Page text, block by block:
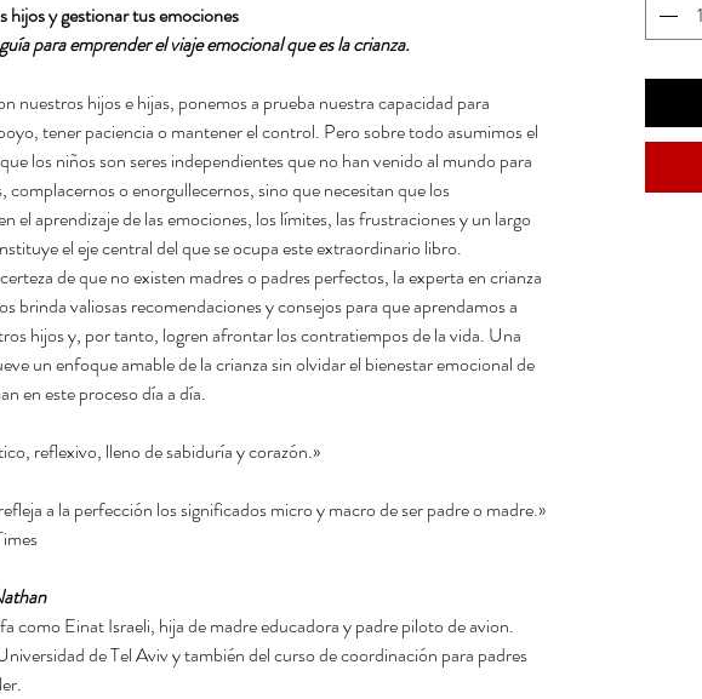
hijos y gestionar tus emociones
para emprender el viaje emocional que es la crianza.
nuestros hijos e hijas, ponemos a prueba nuestra capacidad para
tener paciencia o mantener el control. Pero sobre todo asumimos el
los niños son seres independientes que no han venido al mundo para
complacernos o enorgullecernos, sino que necesitan que los
el aprendizaje de las emociones, los límites, las frustraciones y un largo
el eje central del que se ocupa este extraordinario libro.
de que no existen madres o padres perfectos, la experta en crianza
brinda valiosas recomendaciones y consejos para que aprendamos a
hijos y, por tanto, logren afrontar los contratiempos de la vida. Una
un enfoque amable de la crianza sin olvidar el bienestar emocional de
en este proceso día a día.
reflexivo, lleno de sabiduría y corazón.»
a la perfección los significados micro y macro de ser padre o madre.»
como Einat Israeli, hija de madre educadora y padre piloto de avion.
de Tel Aviv y también del curso de coordinación para padres